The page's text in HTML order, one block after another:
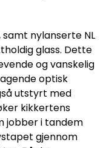
nylanserte NL
glass. Dette
og vanskelig
optisk
utstyrt med
kikkertens
jobber i tandem
gjennom